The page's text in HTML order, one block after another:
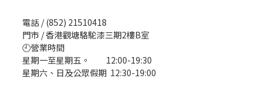
電話 / (852) 21510418
門市 / 香港觀塘駱駝漆三期2樓B室
🕘營業時間
星期一至星期五。 12:00-19:30
星期六、日及公眾假期 12:30-19:00